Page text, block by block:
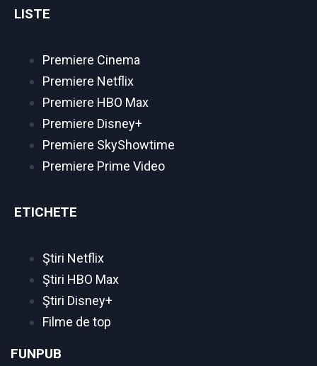
LISTE
Premiere Cinema
Premiere Netflix
Premiere HBO Max
Premiere Disney+
Premiere SkyShowtime
Premiere Prime Video
ETICHETE
Ştiri Netflix
Ştiri HBO Max
Ştiri Disney+
Filme de top
FUNPUB